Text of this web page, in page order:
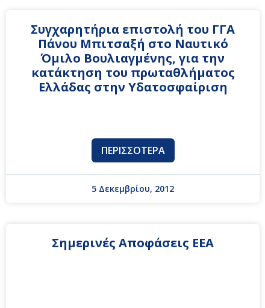
Συγχαρητήρια επιστολή του ΓΓΑ
Πάνου Μπιτσαξή στο Ναυτικό
Όμιλο Βουλιαγμένης, για την
κατάκτηση του πρωταθλήματος
Ελλάδας στην Υδατοσφαίριση
ΠΕΡΙΣΣΌΤΕΡΑ
5 Δεκεμβρίου, 2012
Σημερινές Αποφάσεις ΕΕΑ